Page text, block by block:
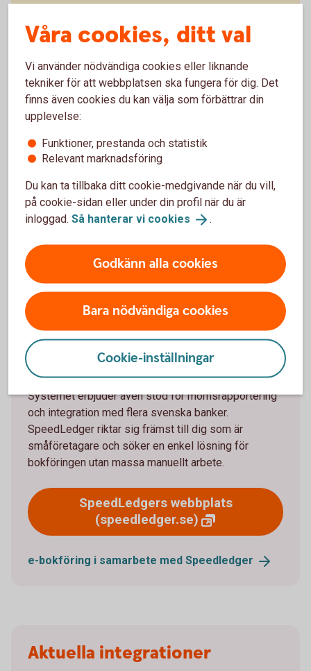
Hantera er ekonomi på ett
enkelt,snabbtochsäkert
sätt med bankintegration.
SpeedLedger
Om SpeedLedger
SpeedLedger är ett online-bokföringssystem som
automatiserar registreringen av banktransaktioner
direkt från företagskontot till bokföringen. Detta
sparar tid och minskar risken för felaktigheter.
Systemet erbjuder även stöd för momsrapportering
och integration med flera svenska banker.
SpeedLedger riktar sig främst till dig som är
småföretagare och söker en enkel lösning för
bokföringen utan massa manuellt arbete.
SpeedLedgers webbplats
(speedledger.se)
e-bokföring i samarbete med Speedledger
Aktuella integrationer
Våra cookies, ditt val
Vi använder nödvändiga cookies eller liknande
tekniker för att webbplatsen ska fungera för dig. Det
finns även cookies du kan välja som förbättrar din
upplevelse:
Funktioner, prestanda och statistik
Relevant marknadsföring
Du kan ta tillbaka ditt cookie-medgivande när du vill,
på cookie-sidan eller under din profil när du är
inloggad. Så hanterar vi cookies .
Godkänn alla cookies
Bara nödvändiga cookies
Cookie-inställningar